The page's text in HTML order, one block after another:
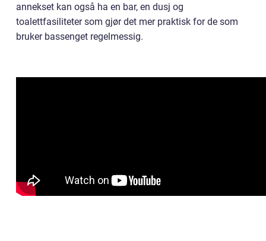
annekset kan også ha en bar, en dusj og
toalettfasiliteter som gjør det mer praktisk for de som
bruker bassenget regelmessig.